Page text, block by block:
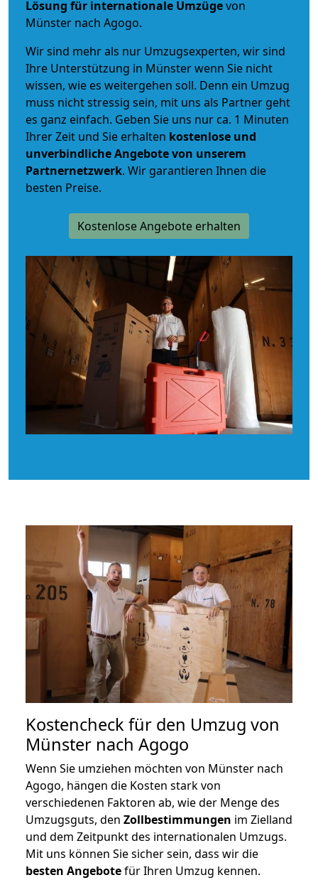
Lösung für internationale Umzügevon
Münster nach Agogo.
Wir sind mehr als nur Umzugsexperten, wir sind
Ihre Unterstützung in Münster wenn Sie nicht
wissen, wie es weitergehen soll. Denn ein Umzug
muss nicht stressig sein, mit uns als Partner geht
es ganz einfach. Geben Sie uns nur ca. 1 Minuten
Ihrer Zeit und Sie erhalten kostenlose und
unverbindlicheAngebote von unserem
Partnernetzwerk. Wir garantieren Ihnen die
besten Preise.
Kostenlose Angebote erhalten
Kostencheck für den Umzug von
Münster nach Agogo
Wenn Sie umziehen möchten von Münster nach
Agogo, hängen die Kosten stark von
verschiedenen Faktoren ab, wie der Menge des
Umzugsguts, den Zollbestimmungen im Zielland
und dem Zeitpunkt des internationalen Umzugs.
Mit uns können Sie sicher sein, dass wir die
besten Angebotefür Ihren Umzug kennen.